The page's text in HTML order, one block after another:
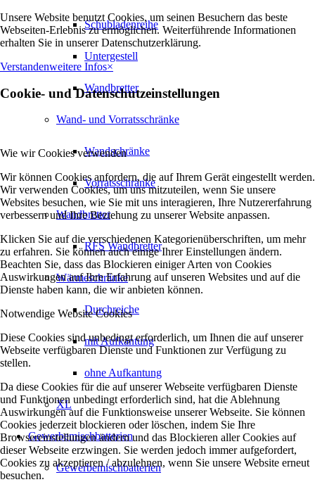
Schubladenreihe
Untergestell
Wandbretter
Wand- und Vorratsschränke
Wandschränke
Vorratsschränke
Wandbretter
RFS Wandbretter
Wärmeschränke
Durchreiche
mit Aufkantung
ohne Aufkantung
XL
Gewerbemischbatterien
Gewerbemischbatterien
Unsere Website benutzt Cookies, um seinen Besuchern das beste
Webseiten-Erlebnis zu ermöglichen. Weiterführende Informationen
erhalten Sie in unserer Datenschutzerklärung.
Verstandenweitere Infos×
Cookie- und Datenschutzeinstellungen
Wie wir Cookies verwenden
Wir können Cookies anfordern, die auf Ihrem Gerät eingestellt werden.
Wir verwenden Cookies, um uns mitzuteilen, wenn Sie unsere
Websites besuchen, wie Sie mit uns interagieren, Ihre Nutzererfahrung
verbessern und Ihre Beziehung zu unserer Website anpassen.
Klicken Sie auf die verschiedenen Kategorienüberschriften, um mehr
zu erfahren. Sie können auch einige Ihrer Einstellungen ändern.
Beachten Sie, dass das Blockieren einiger Arten von Cookies
Auswirkungen auf Ihre Erfahrung auf unseren Websites und auf die
Dienste haben kann, die wir anbieten können.
Notwendige Website Cookies
Diese Cookies sind unbedingt erforderlich, um Ihnen die auf unserer
Webseite verfügbaren Dienste und Funktionen zur Verfügung zu
stellen.
Da diese Cookies für die auf unserer Webseite verfügbaren Dienste
und Funktionen unbedingt erforderlich sind, hat die Ablehnung
Auswirkungen auf die Funktionsweise unserer Webseite. Sie können
Cookies jederzeit blockieren oder löschen, indem Sie Ihre
Browsereinstellungen ändern und das Blockieren aller Cookies auf
dieser Webseite erzwingen. Sie werden jedoch immer aufgefordert,
Cookies zu akzeptieren / abzulehnen, wenn Sie unsere Website erneut
besuchen.